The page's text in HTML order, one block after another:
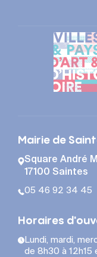
Mairie de
Square André
17100 Saintes
05 46 92 34 45
Horaires
Lundi, mardi,
de 8h30 à 12h15